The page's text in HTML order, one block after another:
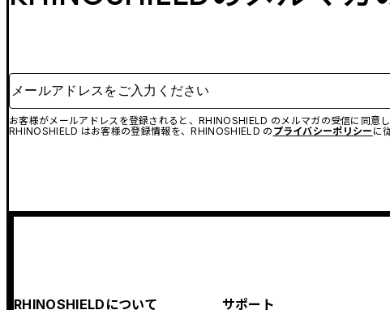
メールアドレスをご入力ください
お客様がメールアドレスを登録されると、RHINOSHIELD のメルマガの受信に同意し
RHINOSHIELD はお客様の登録情報を、RHINOSHIELD の プライバシーポリシー に
RHINOSHIELDについて サポート